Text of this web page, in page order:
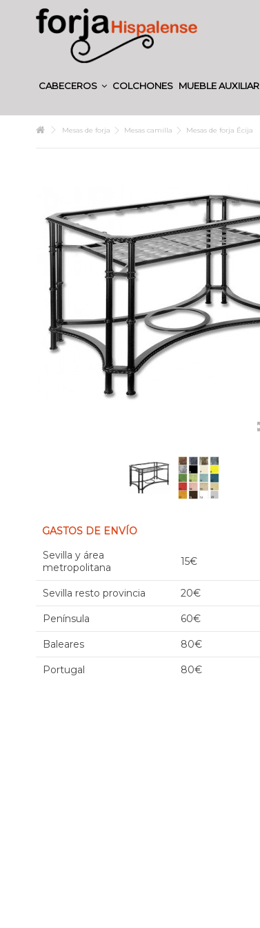
CABECEROS COLCHONES MUEBLE AUXILIAR
Mesas de forja Mesas camilla Mesas de forja Écija
GASTOS DE ENVÍO
Sevilla y área
metropolitana
15€
Sevilla resto provincia 20€
Península 60€
Baleares 80€
Portugal 80€